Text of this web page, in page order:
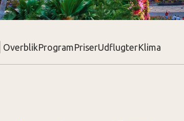
OverblikProgramPriserUdflugterKlima